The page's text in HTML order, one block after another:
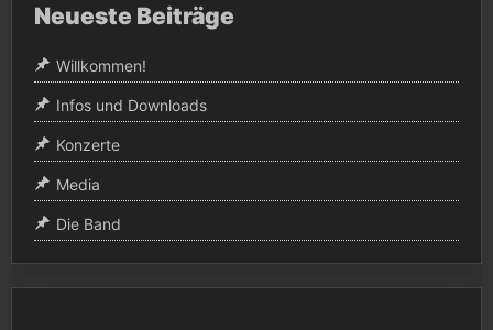
Neueste Beiträge
Willkommen!
Infos und Downloads
Konzerte
Media
Die Band